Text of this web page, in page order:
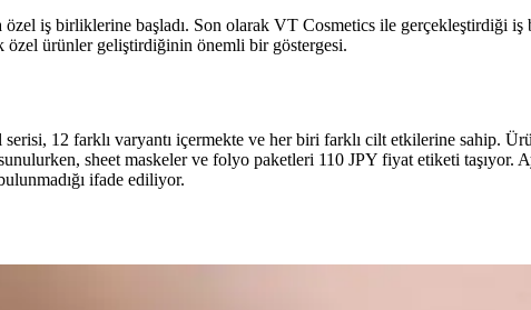
iş birliklerine başladı. Son olarak VT Cosmetics ile gerçekleştirdiği
özel ürünler geliştirdiğinin önemli bir göstergesi.
12 farklı varyantı içermekte ve her biri farklı cilt etkilerine sahip.
sheet maskeler ve folyo paketleri 110 JPY fiyat etiketi taşıyor.
ifade ediliyor.
Katı Şampuan Ürünü İncelemesi